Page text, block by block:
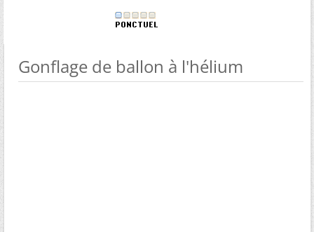
Gonflage de ballon à l'hélium